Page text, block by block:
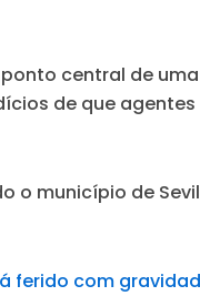
central de
de que
município de
ferido com